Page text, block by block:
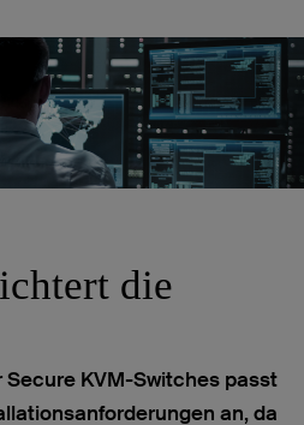
die
Secure KVM-Switches passt
an, da